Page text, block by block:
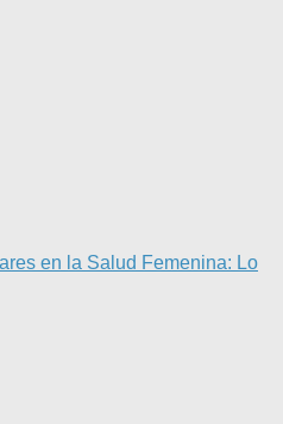
en la Salud Femenina: Lo